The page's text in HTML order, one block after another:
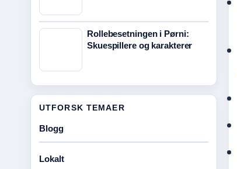
Rollebesetningen i Pørni:
Skuespillere og karakterer
UTFORSK TEMAER
Blogg
Lokalt